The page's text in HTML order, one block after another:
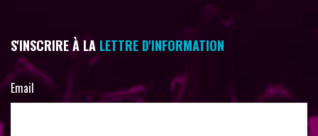
S'INSCRIRE À LA LETTRE D'INFORMATION
Email